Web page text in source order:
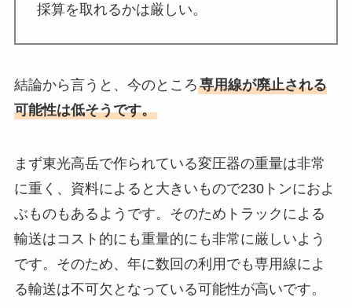
採算を取れるかは厳しい。
結論から言うと、今のところ専用線が廃止される
可能性は低そうです。
まず東光高岳で作られている変圧器の重量は非常
に重く、資料によると大きいもので230トンにおよ
ぶものもあるようです。そのためトラックによる
輸送はコスト的にも重量的にも非常に厳しいよう
です。そのため、年に数回の利用でも専用線によ
る輸送は不可欠となっている可能性が高いです。